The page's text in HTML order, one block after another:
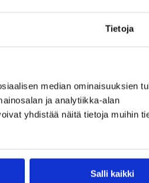
Tietoja
median ominaisuuksien
ja analytiikka-alan
yhdistää näitä tietoja muihin
Salli kaikki